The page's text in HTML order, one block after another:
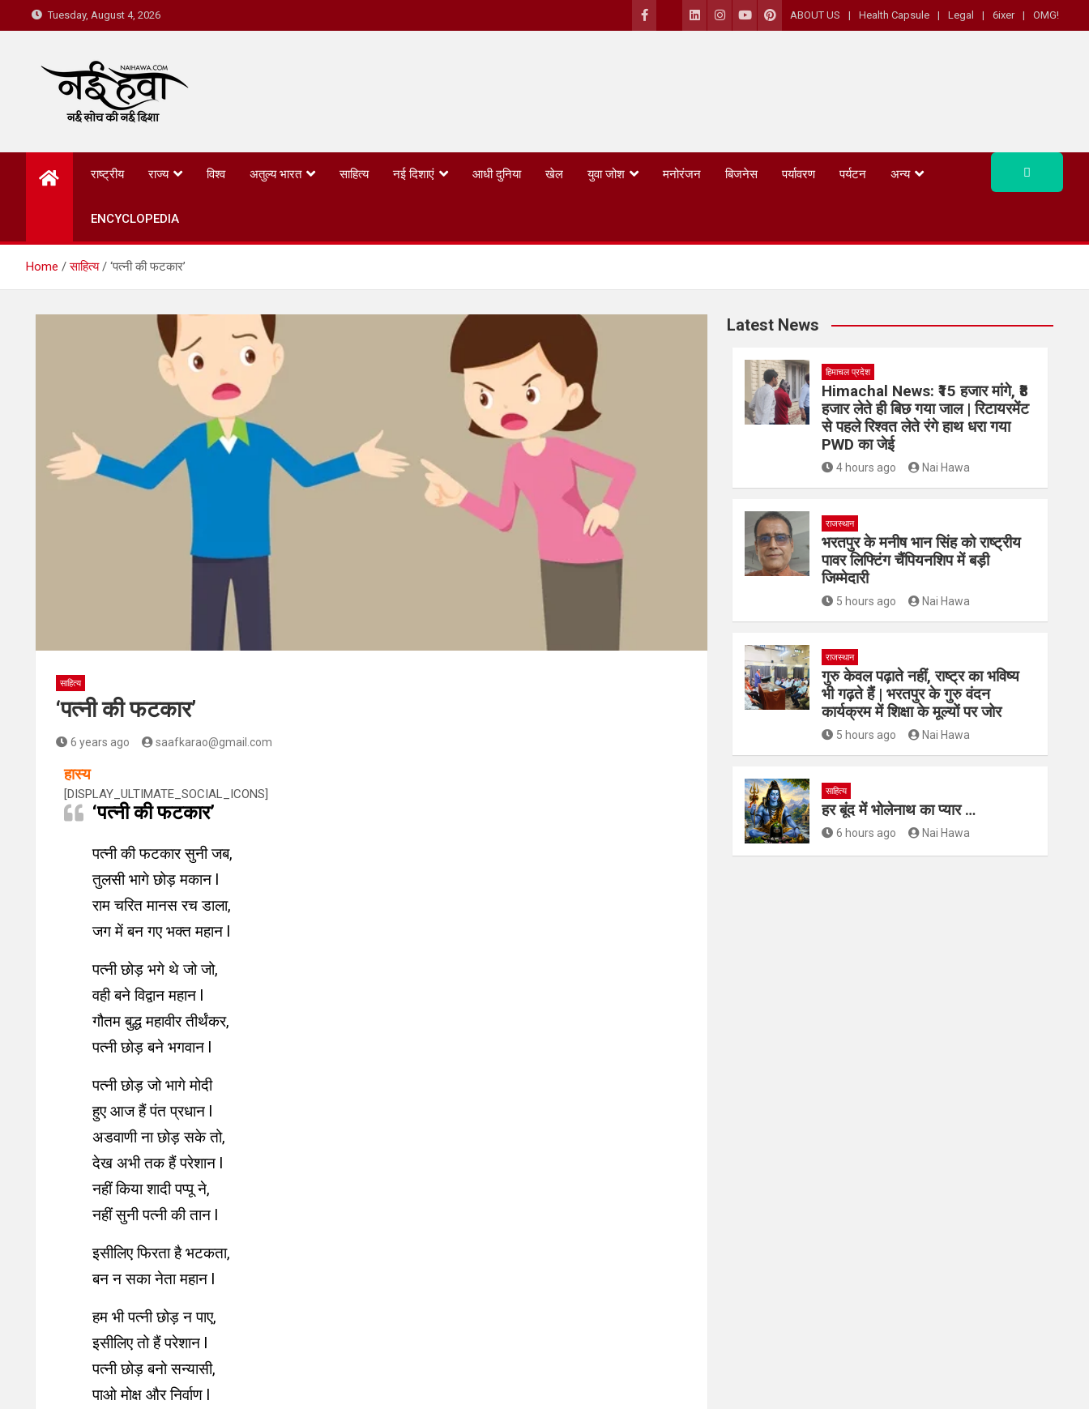
Tuesday, August 4, 2026 ABOUT US Health Capsule Legal 6ixer OMG!
Nai Hawa
राष्ट्रीय राज्य विश्व अतुल्य भारत साहित्य नई दिशाएं आधी दुनिया खेल युवा जोश मनोरंजन बिजनेस पर्यावरण पर्यटन अन्य
ENCYCLOPEDIA
Home साहित्य ‘पत्नी की फटकार’
साहित्य
‘पत्नी की फटकार’
6 years ago saafkarao@gmail.com
हास्य
[DISPLAY_ULTIMATE_SOCIAL_ICONS]
‘पत्नी की फटकार’
पत्नी की फटकार सुनी जब,
तुलसी भागे छोड़ मकान l
राम चरित मानस रच डाला,
जग में बन गए भक्त महान l
पत्नी छोड़ भगे थे जो जो,
वही बने विद्वान महान l
गौतम बुद्ध महावीर तीर्थंकर,
पत्नी छोड़ बने भगवान l
पत्नी छोड़ जो भागे मोदी
हुए आज हैं पंत प्रधान l
अडवाणी ना छोड़ सके तो,
देख अभी तक हैं परेशान l
नहीं किया शादी पप्पू ने,
नहीं सुनी पत्नी की तान l
इसीलिए फिरता है भटकता,
बन न सका नेता महान l
हम भी पत्नी छोड़ न पाए,
इसीलिए तो हैं परेशान l
पत्नी छोड़ बनो सन्यासी,
पाओ मोक्ष और निर्वाण l
Latest News
हिमाचल प्रदेश
Himachal News: ₹15 हजार मांगे, ₹8
हजार लेते ही बिछ गया जाल | रिटायरमेंट
से पहले रिश्वत लेते रंगे हाथ धरा गया
PWD का जेई
4 hours ago Nai Hawa
राजस्थान
भरतपुर के मनीष भान सिंह को राष्ट्रीय
पावर लिफ्टिंग चैंपियनशिप में बड़ी
जिम्मेदारी
5 hours ago Nai Hawa
राजस्थान
गुरु केवल पढ़ाते नहीं, राष्ट्र का भविष्य
भी गढ़ते हैं | भरतपुर के गुरु वंदन
कार्यक्रम में शिक्षा के मूल्यों पर जोर
5 hours ago Nai Hawa
साहित्य
हर बूंद में भोलेनाथ का प्यार …
6 hours ago Nai Hawa